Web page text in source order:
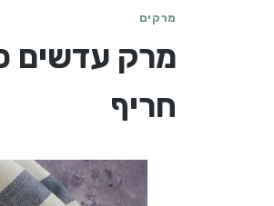
מרקים
מרק עדשים
חריף